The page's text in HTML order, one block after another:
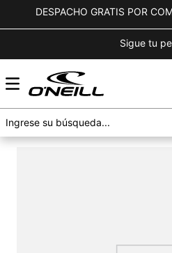
DESPACHO GRATIS POR
Sigue tu